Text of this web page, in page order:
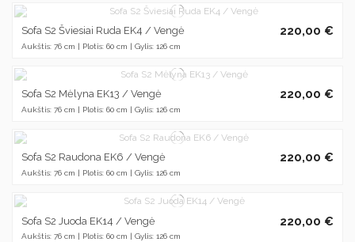
Sofa S2 Šviesiai Ruda EK4 / Vengė
Aukštis: 76 cm | Plotis: 60 cm | Gylis: 126 cm
220,00 €
Sofa S2 Mėlyna EK13 / Vengė
Aukštis: 76 cm | Plotis: 60 cm | Gylis: 126 cm
220,00 €
Sofa S2 Raudona EK6 / Vengė
Aukštis: 76 cm | Plotis: 60 cm | Gylis: 126 cm
220,00 €
Sofa S2 Juoda EK14 / Vengė
Aukštis: 76 cm | Plotis: 60 cm | Gylis: 126 cm
220,00 €